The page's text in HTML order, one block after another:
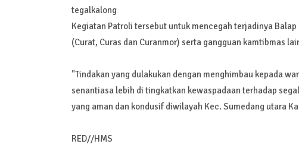
tegalkalong
Kegiatan Patroli tersebut untuk mencegah terjadinya Balap
(Curat, Curas dan Curanmor) serta gangguan kamtibmas
"Tindakan yang dulakukan dengan menghimbau kepada
senantiasa lebih di tingkatkan kewaspadaan terhadap
yang aman dan kondusif diwilayah Kec. Sumedang utara
RED//HMS